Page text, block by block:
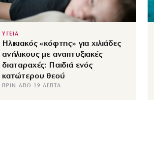
ΥΓΕΙΑ
Ηλικιακός «κόφτης» για χιλιάδες
ανήλικους με αναπτυξιακές
διαταραχές: Παιδιά ενός
κατώτερου θεού
ΠΡΙΝ ΑΠΌ 19 ΛΕΠΤΆ